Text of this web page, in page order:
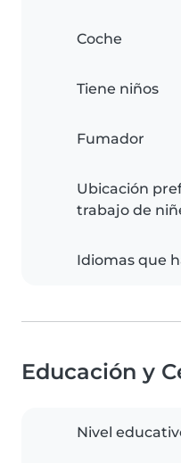
Coche
Tiene niños
Fumador
Ubicación
trabajo de
Idiomas que
Educación y
Nivel